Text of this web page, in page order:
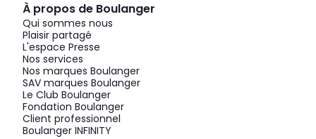
À propos de Boulanger
Qui sommes nous
Plaisir partagé
L'espace Presse
Nos services
Nos marques Boulanger
SAV marques Boulanger
Le Club Boulanger
Fondation Boulanger
Client professionnel
Boulanger INFINITY